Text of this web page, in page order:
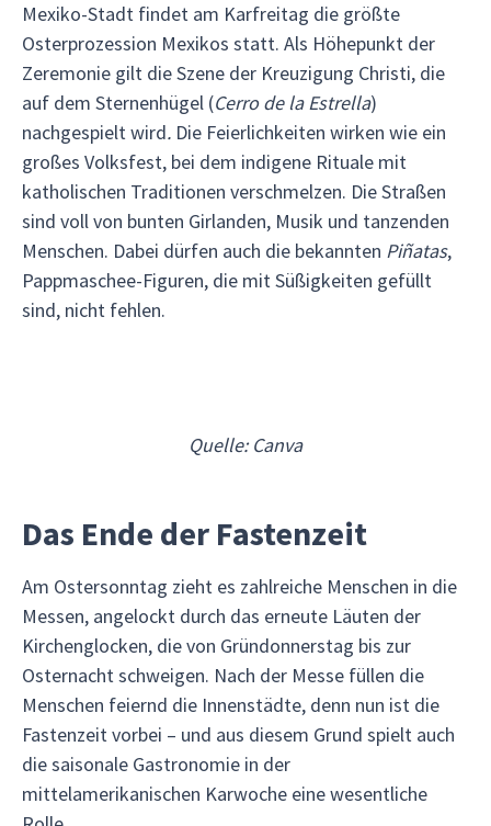
Mexiko-Stadt findet am Karfreitag die größte
Osterprozession Mexikos statt. Als Höhepunkt der
Zeremonie gilt die Szene der Kreuzigung Christi, die
auf dem Sternenhügel (Cerro de la Estrella)
nachgespielt wird. Die Feierlichkeiten wirken wie ein
großes Volksfest, bei dem indigene Rituale mit
katholischen Traditionen verschmelzen. Die Straßen
sind voll von bunten Girlanden, Musik und tanzenden
Menschen. Dabei dürfen auch die bekannten Piñatas,
Pappmaschee-Figuren, die mit Süßigkeiten gefüllt
sind, nicht fehlen.
Quelle: Canva
Das Ende der Fastenzeit
Am Ostersonntag zieht es zahlreiche Menschen in die
Messen, angelockt durch das erneute Läuten der
Kirchenglocken, die von Gründonnerstag bis zur
Osternacht schweigen. Nach der Messe füllen die
Menschen feiernd die Innenstädte, denn nun ist die
Fastenzeit vorbei – und aus diesem Grund spielt auch
die saisonale Gastronomie in der
mittelamerikanischen Karwoche eine wesentliche